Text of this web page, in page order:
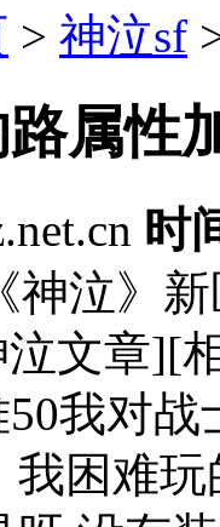
> 神泣sf
属性
时
神泣》
文章][
我对
我困难